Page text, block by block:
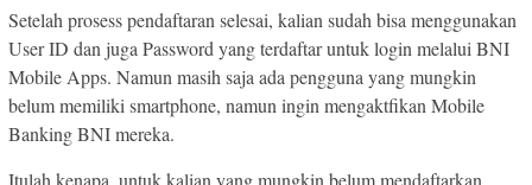
Setelah prosess pendaftaran selesai, kalian sudah bisa menggunakan
User ID dan juga Password yang terdaftar untuk login melalui BNI
Mobile Apps. Namun masih saja ada pengguna yang mungkin
belum memiliki smartphone, namun ingin mengaktfikan Mobile
Banking BNI mereka.